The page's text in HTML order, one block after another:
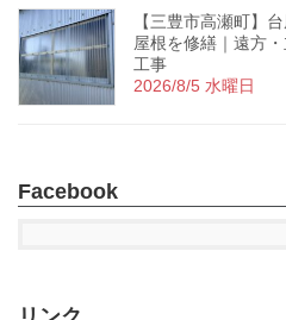
【三豊市高瀬町】
屋根を修繕｜遠方
工事
2026/8/5 水曜日
Facebook